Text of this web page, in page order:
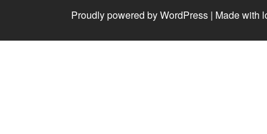
Proudly powered by WordPress | Made with